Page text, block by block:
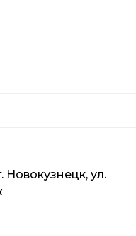
Новокузнецк, ул.